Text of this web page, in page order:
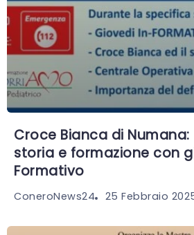
Croce Bianca di
storia e formazione con
Formativo
ConeroNews24 25 Febbraio